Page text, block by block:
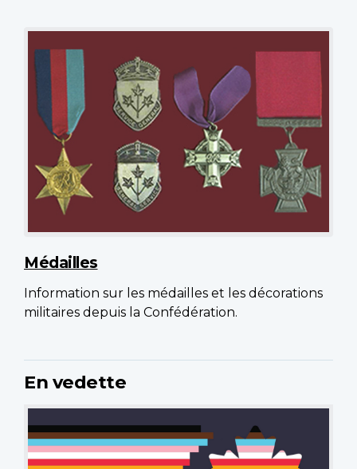
Médailles
Information sur les médailles et les décorations
militaires depuis la Confédération.
En vedette